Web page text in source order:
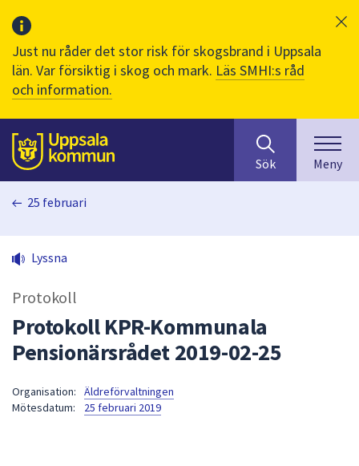
Just nu råder det stor risk för skogsbrand i Uppsala
län. Var försiktig i skog och mark. Läs SMHI:s råd
och information.
Till sidans
huvudinnehåll
efter
innehåll
på
sökfältet
kommer
sökförslag
Sök Meny
25 februari
Lyssna
Protokoll
Protokoll KPR-Kommunala
Pensionärsrådet 2019-02-25
Organisation:
Äldreförvaltningen
Mötesdatum:
25 februari 2019